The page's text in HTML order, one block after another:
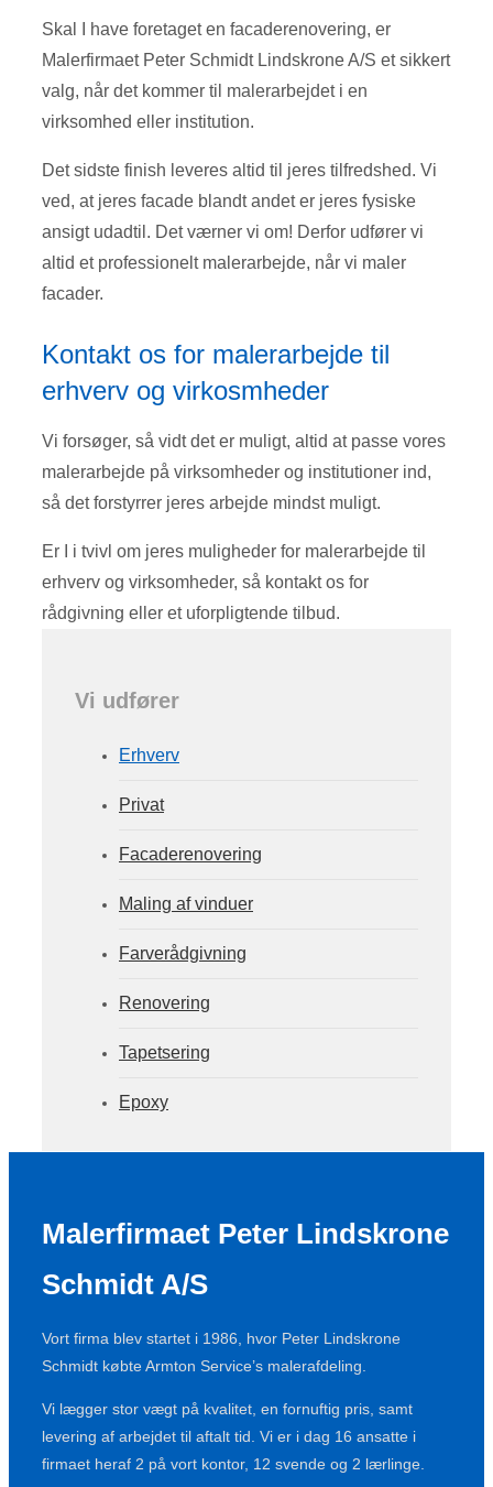
Skal I have foretaget en facaderenovering, er
Malerfirmaet Peter Schmidt Lindskrone A/S et sikkert
valg, når det kommer til malerarbejdet i en
virksomhed eller institution.
Det sidste finish leveres altid til jeres tilfredshed. Vi
ved, at jeres facade blandt andet er jeres fysiske
ansigt udadtil. Det værner vi om! Derfor udfører vi
altid et professionelt malerarbejde, når vi maler
facader.
Kontakt os for malerarbejde til
erhverv og virkosmheder
Vi forsøger, så vidt det er muligt, altid at passe vores
malerarbejde på virksomheder og institutioner ind,
så det forstyrrer jeres arbejde mindst muligt.
Er I i tvivl om jeres muligheder for malerarbejde til
erhverv og virksomheder, så kontakt os for
rådgivning eller et uforpligtende tilbud.
Vi udfører
Erhverv
Privat
Facaderenovering
Maling af vinduer
Farverådgivning
Renovering
Tapetsering
Epoxy
Malerfirmaet Peter Lindskrone
Schmidt A/S
Vort firma blev startet i 1986, hvor Peter Lindskrone
Schmidt købte Armton Service’s malerafdeling.
Vi lægger stor vægt på kvalitet, en fornuftig pris, samt
levering af arbejdet til aftalt tid. Vi er i dag 16 ansatte i
firmaet heraf 2 på vort kontor, 12 svende og 2 lærlinge.